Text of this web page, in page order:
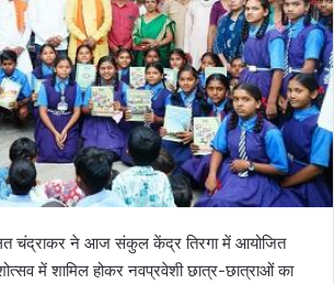
चंद्राकर ने आज संकुल केंद्र तिरगा में आयोजित
में शामिल होकर नवप्रवेशी छात्र-छात्राओं का